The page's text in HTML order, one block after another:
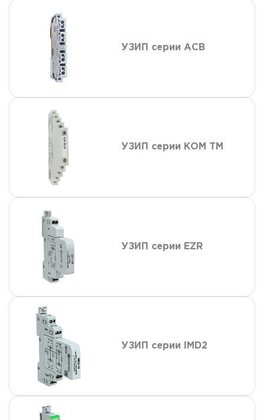
УЗИП серии АСВ
УЗИП серии КОМ ТМ
УЗИП серии EZR
УЗИП серии IMD2